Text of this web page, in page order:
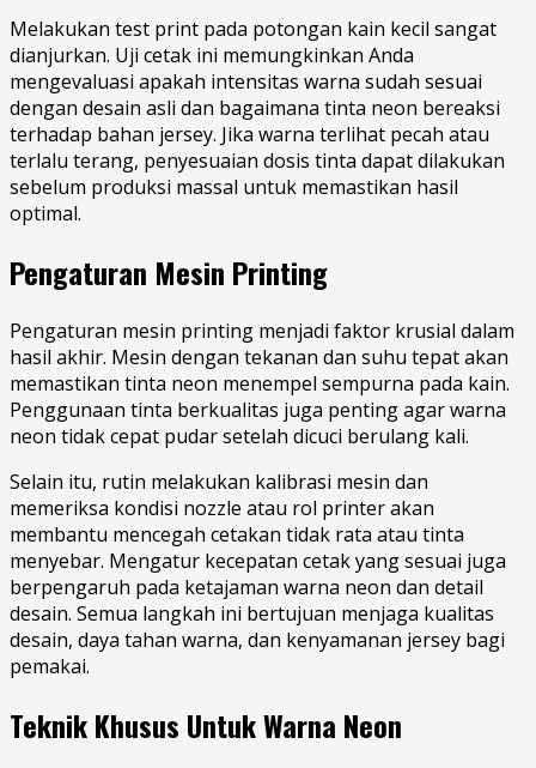
Melakukan test print pada potongan kain kecil sangat
dianjurkan. Uji cetak ini memungkinkan Anda
mengevaluasi apakah intensitas warna sudah sesuai
dengan desain asli dan bagaimana tinta neon bereaksi
terhadap bahan jersey. Jika warna terlihat pecah atau
terlalu terang, penyesuaian dosis tinta dapat dilakukan
sebelum produksi massal untuk memastikan hasil
optimal.
Pengaturan Mesin Printing
Pengaturan mesin printing menjadi faktor krusial dalam
hasil akhir. Mesin dengan tekanan dan suhu tepat akan
memastikan tinta neon menempel sempurna pada kain.
Penggunaan tinta berkualitas juga penting agar warna
neon tidak cepat pudar setelah dicuci berulang kali.
Selain itu, rutin melakukan kalibrasi mesin dan
memeriksa kondisi nozzle atau rol printer akan
membantu mencegah cetakan tidak rata atau tinta
menyebar. Mengatur kecepatan cetak yang sesuai juga
berpengaruh pada ketajaman warna neon dan detail
desain. Semua langkah ini bertujuan menjaga kualitas
desain, daya tahan warna, dan kenyamanan jersey bagi
pemakai.
Teknik Khusus Untuk Warna Neon